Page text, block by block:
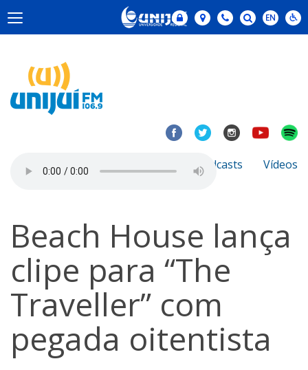
Notícias Podcasts Vídeos
Beach House lança
clipe para “The
Traveller” com
pegada oitentista